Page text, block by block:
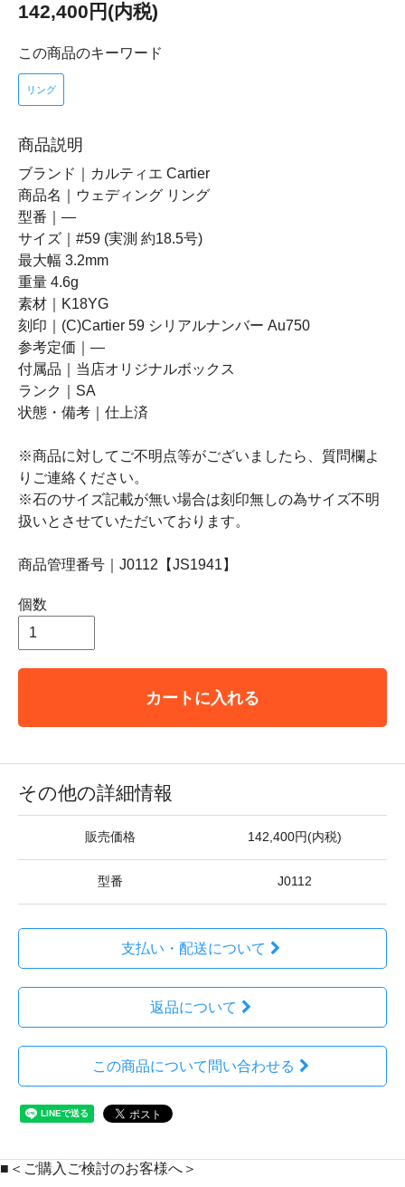
142,400円(内税)
この商品のキーワード
リング
商品説明
ブランド｜カルティエ Cartier
商品名｜ウェディング リング
型番｜―
サイズ｜#59 (実測 約18.5号)
最大幅 3.2mm
重量 4.6g
素材｜K18YG
刻印｜(C)Cartier 59 シリアルナンバー Au750
参考定価｜―
付属品｜当店オリジナルボックス
ランク｜SA
状態・備考｜仕上済
※商品に対してご不明点等がございましたら、質問欄よ
りご連絡ください。
※石のサイズ記載が無い場合は刻印無しの為サイズ不明
扱いとさせていただいております。
商品管理番号｜J0112【JS1941】
個数
カートに入れる
その他の詳細情報
販売価格 142,400円(内税)
型番 J0112
支払い・配送について
返品について
この商品について問い合わせる
■＜ご購入ご検討のお客様へ＞